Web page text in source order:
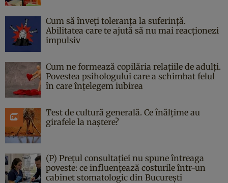
Cum să înveți toleranța la suferință.
Abilitatea care te ajută să nu mai reacționezi
impulsiv
Cum ne formează copilăria relațiile de adulți.
Povestea psihologului care a schimbat felul
în care înțelegem iubirea
Test de cultură generală. Ce înălțime au
girafele la naștere?
(P) Prețul consultației nu spune întreaga
poveste: ce influențează costurile într-un
cabinet stomatologic din București